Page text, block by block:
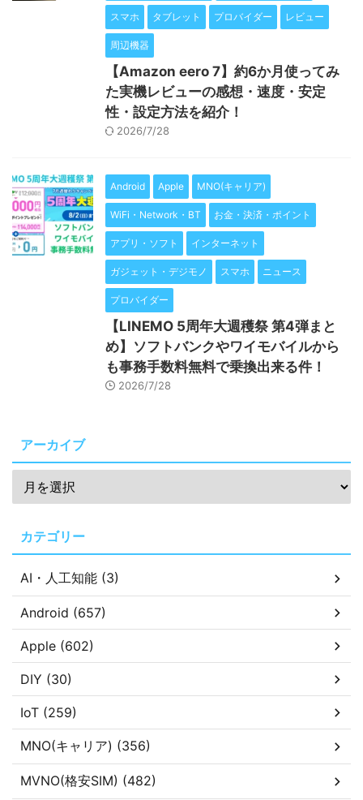
スマホ タブレット プロバイダー レビュー
周辺機器
【Amazon eero 7】約6か月使ってみ
た実機レビューの感想・速度・安定
性・設定方法を紹介！
2026/7/28
Android Apple MNO(キャリア)
WiFi・Network・BT お金・決済・ポイント
アプリ・ソフト インターネット
ガジェット・デジモノ スマホ ニュース
プロバイダー
【LINEMO 5周年大週穫祭 第4弾まと
め】ソフトバンクやワイモバイルから
も事務手数料無料で乗換出来る件！
2026/7/28
アーカイブ
カテゴリー
AI・人工知能 (3)
Android (657)
Apple (602)
DIY (30)
IoT (259)
MNO(キャリア) (356)
MVNO(格安SIM) (482)